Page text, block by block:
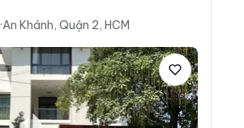
·An Khánh, Quận 2, HCM